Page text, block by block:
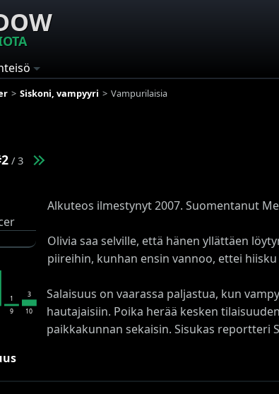
Siskoni, vampyyri Vampurilaisia
/ 3
1
9
3
10
Alkuteos ilmestynyt 2007. Suomentanut
Olivia saa selville, että hänen yllättäen
piireihin, kunhan ensin vannoo, ettei
Salaisuus on vaarassa paljastua, kun
hautajaisiin. Poika herää kesken
paikkakunnan sekaisin. Sisukas